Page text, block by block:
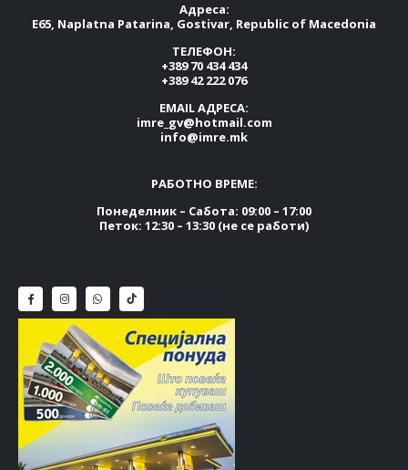
Адреса:
E65, Naplatna Patarina, Gostivar, Republic of Macedonia
ТЕЛЕФОН:
+389 70 434 434
+389 42 222 076
EMAIL АДРЕСА:
imre_gv@hotmail.com
info@imre.mk
РАБОТНО ВРЕМЕ:
Понеделник – Сабота: 09:00 – 17:00
Петок: 12:30 – 13:30 (не се работи)